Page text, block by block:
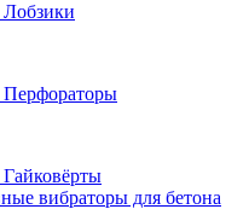
Лобзики
Перфораторы
Гайковёрты
вибраторы для бетона